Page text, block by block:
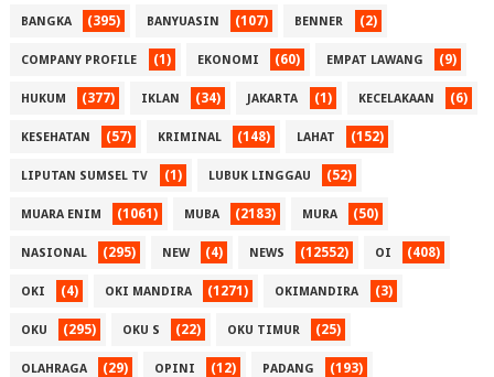
BANGKA (395) BANYUASIN (107) BENNER (2)
COMPANY PROFILE (1) EKONOMI (60) EMPAT LAWANG (9)
HUKUM (377) IKLAN (34) JAKARTA (1) KECELAKAAN (6)
KESEHATAN (57) KRIMINAL (148) LAHAT (152)
LIPUTAN SUMSEL TV (1) LUBUK LINGGAU (52)
MUARA ENIM (1061) MUBA (2183) MURA (50)
NASIONAL (295) NEW (4) NEWS (12552) OI (408)
OKI (4) OKI MANDIRA (1271) OKIMANDIRA (3)
OKU (295) OKU S (22) OKU TIMUR (25)
OLAHRAGA (29) OPINI (12) PADANG (193)